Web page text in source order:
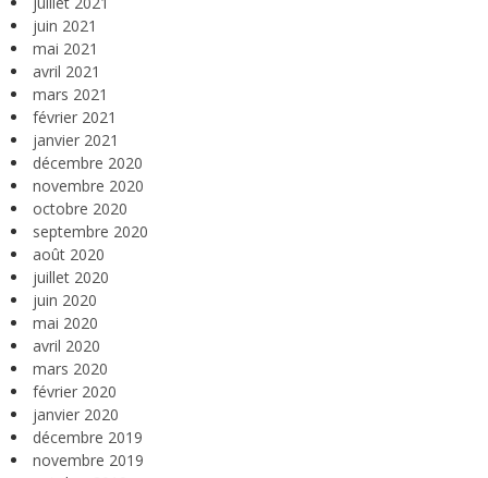
juin 2021
mai 2021
avril 2021
mars 2021
février 2021
janvier 2021
décembre 2020
novembre 2020
octobre 2020
septembre 2020
août 2020
juillet 2020
juin 2020
mai 2020
avril 2020
mars 2020
février 2020
janvier 2020
décembre 2019
novembre 2019